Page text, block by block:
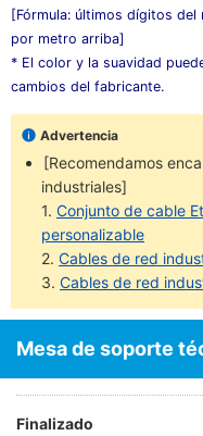
[Fórmula: últimos dígitos
por metro arriba]
* El color y la suavidad
cambios del fabricante.
Advertencia
[Recomendamos
industriales]
1. Conjunto de cable
personalizable
2. Cables de red
3. Cables de red
Mesa de soporte
Finalizado